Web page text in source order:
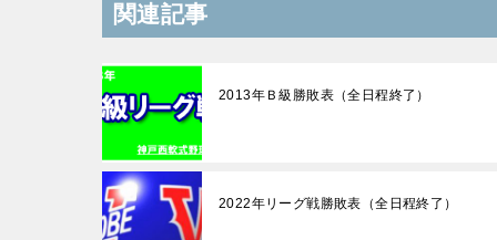
関連記事
2013年Ｂ級勝敗表（全日程終了）
2022年リーグ戦勝敗表（全日程終了）